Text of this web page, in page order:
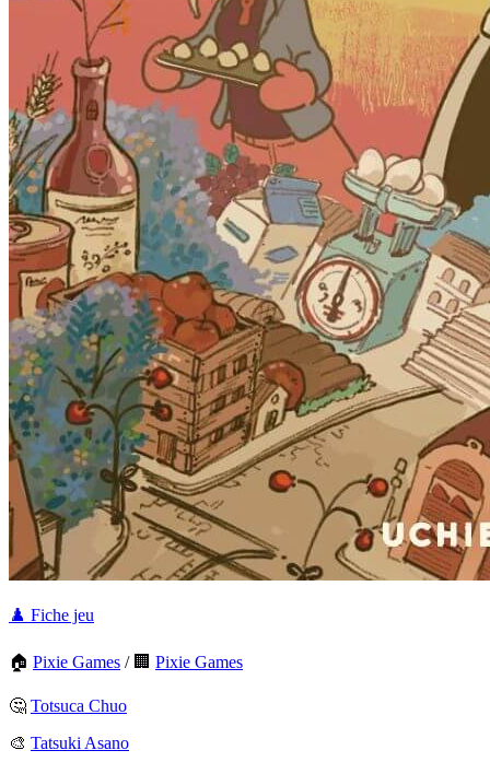
♟️ Fiche jeu
🏠 Pixie Games / 🏢 Pixie Games
🤔 Totsuca Chuo
🎨 Tatsuki Asano